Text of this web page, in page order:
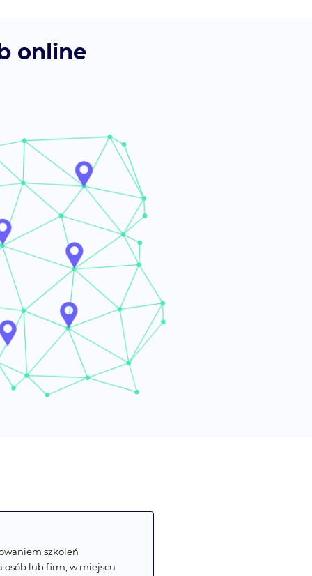
online
szkoleń
osób lub firm, w miejscu